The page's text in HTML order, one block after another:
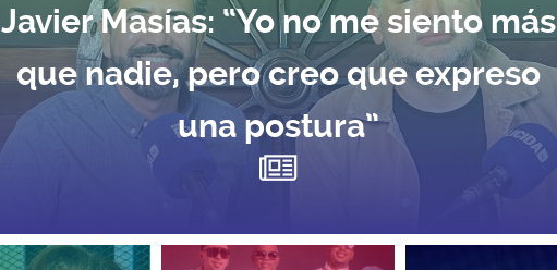
Javier Masías: “Yo no me siento más
que nadie, pero creo que expreso
una postura”